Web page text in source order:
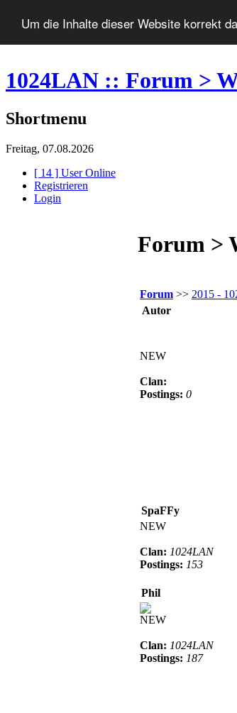
Um die Inhalte dieser Website korrekt
1024LAN :: Forum >
Shortmenu
Freitag, 07.08.2026
[ 14 ] User Online
Registrieren
Login
Forum >
Forum >> 2015 -
Autor
NEW
Clan:
Postings: 0
SpaFFy
NEW
Clan: 1024LAN
Postings: 153
Phil
NEW
Clan: 1024LAN
Postings: 187